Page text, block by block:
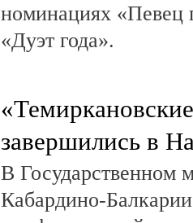
номинациях «Певец
«Дуэт года».
завершились в
В Государственном
Кабардино-